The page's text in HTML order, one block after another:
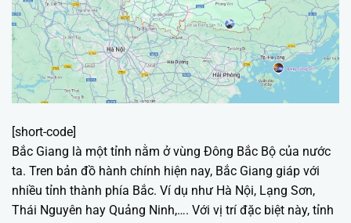
[short-code]
Bắc Giang là một tỉnh nằm ở vùng Đông Bắc Bộ của nước
ta. Tren bản đồ hành chính hiện nay, Bắc Giang giáp với
nhiều tỉnh thành phía Bắc. Ví dụ như Hà Nội, Lạng Sơn,
Thái Nguyên hay Quảng Ninh,…. Với vị trí đặc biệt này, tỉnh